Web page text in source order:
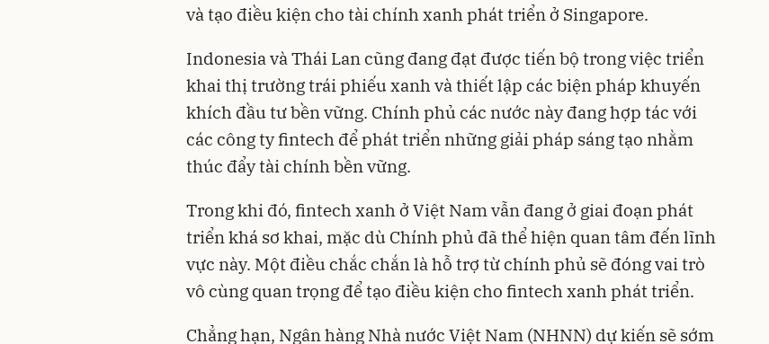
và tạo điều kiện cho tài chính xanh phát triển ở Singapore.
Indonesia và Thái Lan cũng đang đạt được tiến bộ trong việc triển
khai thị trường trái phiếu xanh và thiết lập các biện pháp khuyến
khích đầu tư bền vững. Chính phủ các nước này đang hợp tác với
các công ty fintech để phát triển những giải pháp sáng tạo nhằm
thúc đẩy tài chính bền vững.
Trong khi đó, fintech xanhở Việt Nam vẫn đang ở giai đoạn phát
triển khá sơ khai, mặc dù Chính phủ đã thể hiện quan tâm đến lĩnh
vực này. Một điều chắc chắn là hỗ trợ từ chính phủ sẽ đóng vai trò
vô cùng quan trọng để tạo điều kiện cho fintech xanh phát triển.
Chẳng hạn, Ngân hàng Nhà nước Việt Nam (NHNN) dự kiến sẽ sớm